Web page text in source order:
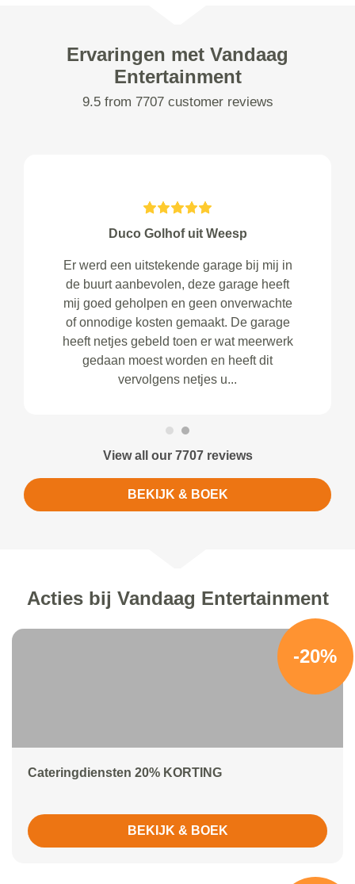
Ervaringen met Vandaag
Entertainment
9.5 from 7707 customer reviews
Duco Golhof uit Weesp
Er werd een uitstekende garage bij mij in
de buurt aanbevolen, deze garage heeft
mij goed geholpen en geen onverwachte
of onnodige kosten gemaakt. De garage
heeft netjes gebeld toen er wat meerwerk
gedaan moest worden en heeft dit
vervolgens netjes u...
View all our 7707 reviews
BEKIJK & BOEK
Acties bij Vandaag Entertainment
-20%
Cateringdiensten 20% KORTING
BEKIJK & BOEK